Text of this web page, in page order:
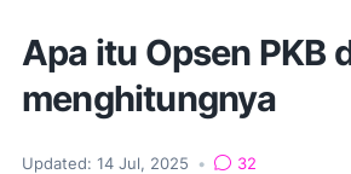
Apa itu Opsen PKB
menghitungnya
Updated: 14 Jul, 2025 •
32